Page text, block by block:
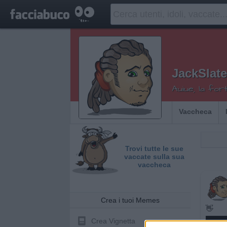
Auiue, la
Vaccheca
Trovi tutte le sue
vaccate sulla sua
vaccheca
Crea i tuoi Memes
Crea Vignetta
👋